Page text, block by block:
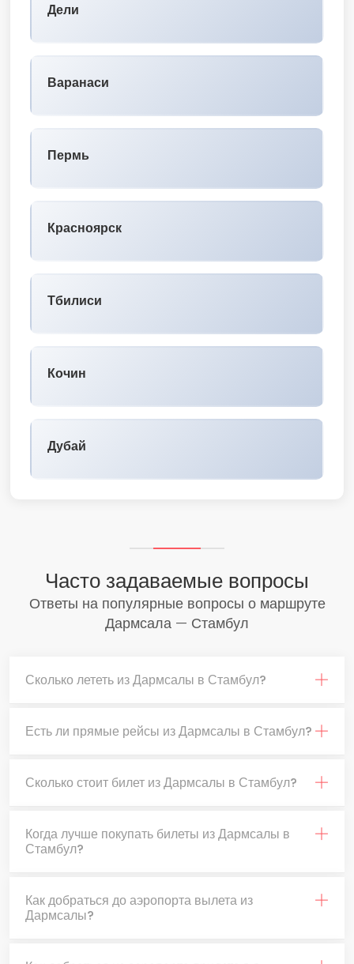
Дели
Варанаси
Пермь
Красноярск
Тбилиси
Кочин
Дубай
Часто задаваемые вопросы
Ответы на популярные вопросы о маршруте
Дармсала — Стамбул
Сколько лететь из Дармсалы в Стамбул?
Есть ли прямые рейсы из Дармсалы в Стамбул?
Сколько стоит билет из Дармсалы в Стамбул?
Когда лучше покупать билеты из Дармсалы в
Стамбул?
Как добраться до аэропорта вылета из
Дармсалы?